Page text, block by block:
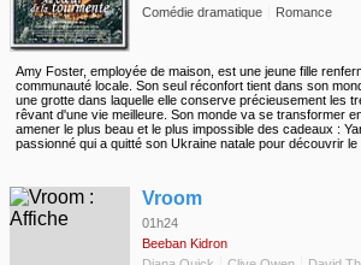
Comédie dramatique
Romance
Amy Foster, employée de maison, est une jeune fille
communauté locale. Son seul réconfort tient dans son
une grotte dans laquelle elle conserve précieusement les
rêvant d'une vie meilleure. Son monde va se transformer
amener le plus beau et le plus impossible des cadeaux :
passionné qui a quitté son Ukraine natale pour découvrir le
Vroom
01h24
Beeban Kidron